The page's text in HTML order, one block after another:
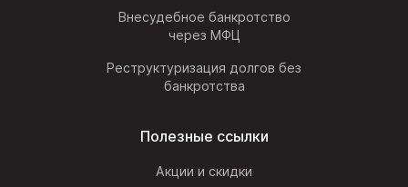
Внесудебное банкротство
через МФЦ
Реструктуризация долгов без
банкротства
Полезные ссылки
Акции и скидки